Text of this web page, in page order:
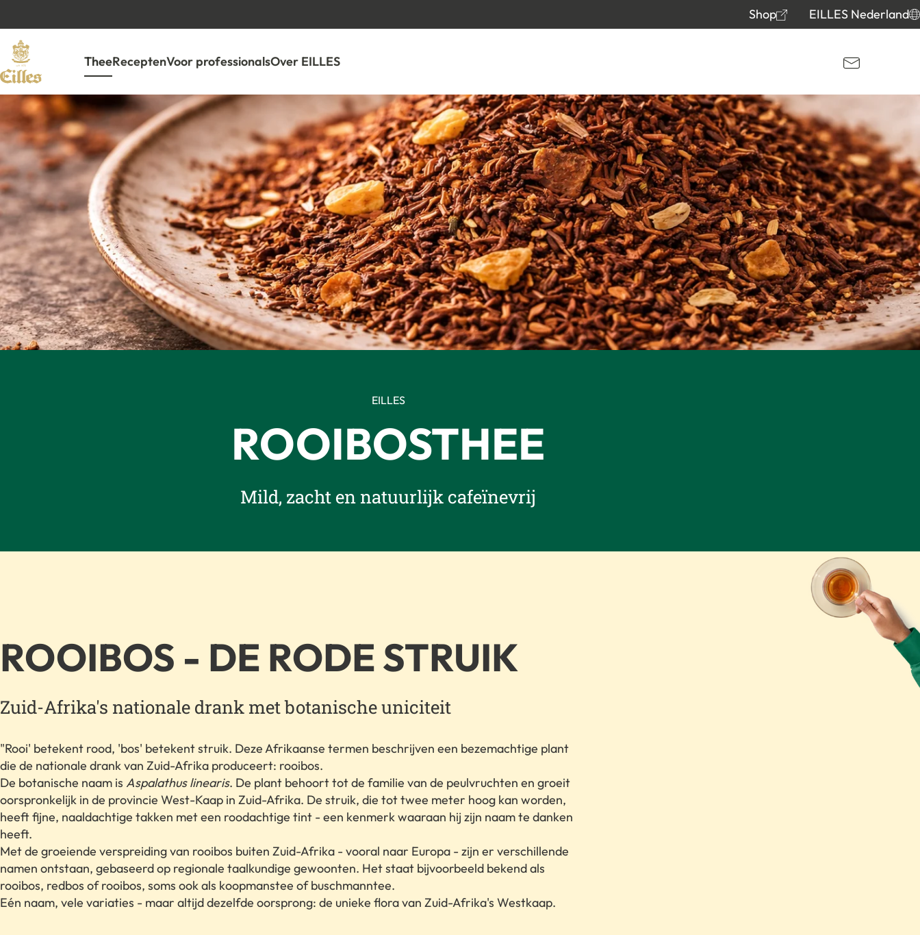
TheeReceptenVoor professionalsOver EILLES
Shop EILLES Nederland
EILLES
ROOIBOSTHEE
Mild, zacht en natuurlijk cafeïnevrij
ROOIBOS - DE RODE STRUIK
Zuid-Afrika's nationale drank met botanische uniciteit
"Rooi' betekent rood, 'bos' betekent struik. Deze Afrikaanse termen beschrijven een bezemachtige plant
die de nationale drank van Zuid-Afrika produceert: rooibos.
De botanische naam is Aspalathus linearis. De plant behoort tot de familie van de peulvruchten en groeit
oorspronkelijk in de provincie West-Kaap in Zuid-Afrika. De struik, die tot twee meter hoog kan worden,
heeft fijne, naaldachtige takken met een roodachtige tint - een kenmerk waaraan hij zijn naam te danken
heeft.
Met de groeiende verspreiding van rooibos buiten Zuid-Afrika - vooral naar Europa - zijn er verschillende
namen ontstaan, gebaseerd op regionale taalkundige gewoonten. Het staat bijvoorbeeld bekend als
rooibos, redbos of rooibos, soms ook als koopmanstee of buschmanntee.
Eén naam, vele variaties - maar altijd dezelfde oorsprong: de unieke flora van Zuid-Afrika's Westkaap.